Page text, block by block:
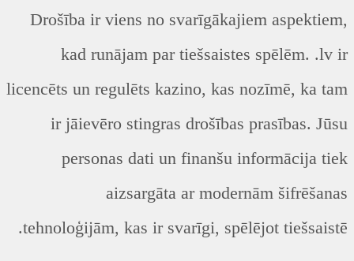
Drošība ir viens no svarīgākajiem aspektiem,
kad runājam par tiešsaistes spēlēm. .lv ir
licencēts un regulēts kazino, kas nozīmē, ka tam
ir jāievēro stingras drošības prasības. Jūsu
personas dati un finanšu informācija tiek
aizsargāta ar modernām šifrēšanas
tehnoloģijām, kas ir svarīgi, spēlējot tiešsaistē.